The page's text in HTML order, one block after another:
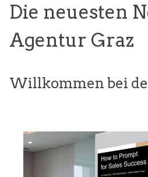
Die neuesten
Agentur Graz
Willkommen bei